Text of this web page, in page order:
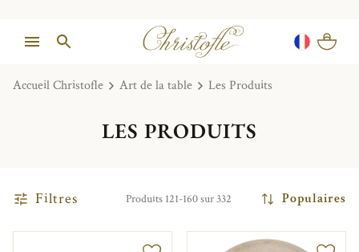
Accueil Christofle Art de la table Les Produits
LES PRODUITS
Filtres Produits 121-160 sur 332 Populaires